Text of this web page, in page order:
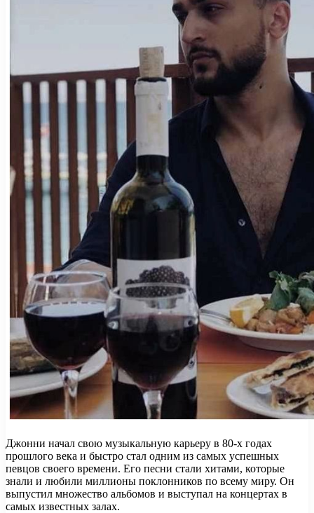
Джонни начал свою музыкальную карьеру в 80-х годах
прошлого века и быстро стал одним из самых успешных
певцов своего времени. Его песни стали хитами, которые
знали и любили миллионы поклонников по всему миру. Он
выпустил множество альбомов и выступал на концертах в
самых известных залах.